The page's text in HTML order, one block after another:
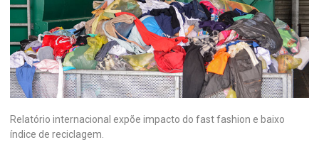
Relatório internacional expõe impacto do fast fashion e baixo
índice de reciclagem.